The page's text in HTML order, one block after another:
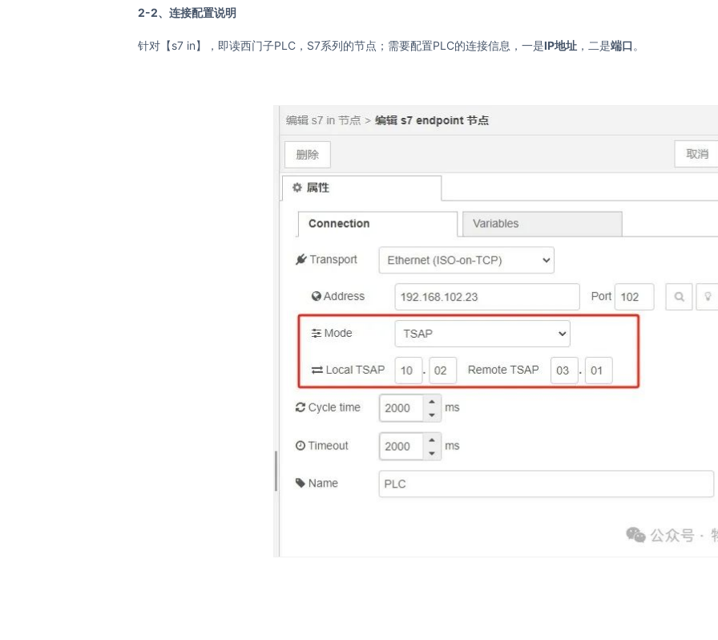
2-2、连接配置说明
针对【s7 in】，即读西门子PLC，S7系列的节点；需要配置PLC的连接信息，一是IP地址 ，二是端口 。